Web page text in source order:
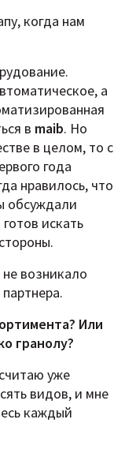
когда нам
а
в maib. Но
в целом, то с
года
нравилось, что
обсуждали
искать
возникало
Или
гранолу?
уже
видов, и мне
каждый